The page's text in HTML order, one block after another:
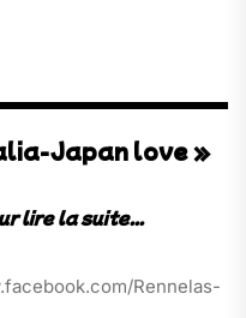
Japan love »
Rennelas-